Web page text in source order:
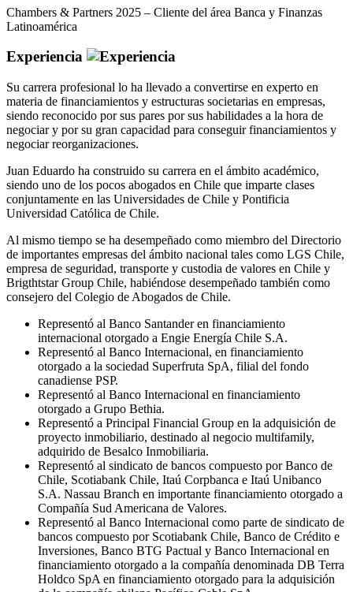
Chambers & Partners 2025 – Cliente del área Banca y Finanzas
Latinoamérica
Experiencia
Su carrera profesional lo ha llevado a convertirse en experto en
materia de financiamientos y estructuras societarias en empresas,
siendo reconocido por sus pares por sus habilidades a la hora de
negociar y por su gran capacidad para conseguir financiamientos y
negociar reorganizaciones.
Juan Eduardo ha construido su carrera en el ámbito académico,
siendo uno de los pocos abogados en Chile que imparte clases
conjuntamente en las Universidades de Chile y Pontificia
Universidad Católica de Chile.
Al mismo tiempo se ha desempeñado como miembro del Directorio
de importantes empresas del ámbito nacional tales como LGS Chile,
empresa de seguridad, transporte y custodia de valores en Chile y
Brigthtstar Group Chile, habiéndose desempeñado también como
consejero del Colegio de Abogados de Chile.
Representó al Banco Santander en financiamiento
internacional otorgado a Engie Energía Chile S.A.
Representó al Banco Internacional, en financiamiento
otorgado a la sociedad Superfruta SpA, filial del fondo
canadiense PSP.
Representó al Banco Internacional en financiamiento
otorgado a Grupo Bethia.
Representó a Principal Financial Group en la adquisición de
proyecto inmobiliario, destinado al negocio multifamily,
adquirido de Besalco Inmobiliaria.
Representó al sindicato de bancos compuesto por Banco de
Chile, Scotiabank Chile, Itaú Corpbanca e Itaú Unibanco
S.A. Nassau Branch en importante financiamiento otorgado a
Compañía Sud Americana de Valores.
Representó al Banco Internacional como parte de sindicato de
bancos compuesto por Scotiabank Chile, Banco de Crédito e
Inversiones, Banco BTG Pactual y Banco Internacional en
financiamiento otorgado a la compañía denominada DB Terra
Holdco SpA en financiamiento otorgado para la adquisición